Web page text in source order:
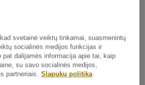
bei priedais.
svetainė veiktų tinkamai, suasmenintų
socialinės medijos funkcijas ir
pat dalijamės informacija apie tai, kaip
su savo socialinės medijos,
partneriais. Slapukų politika